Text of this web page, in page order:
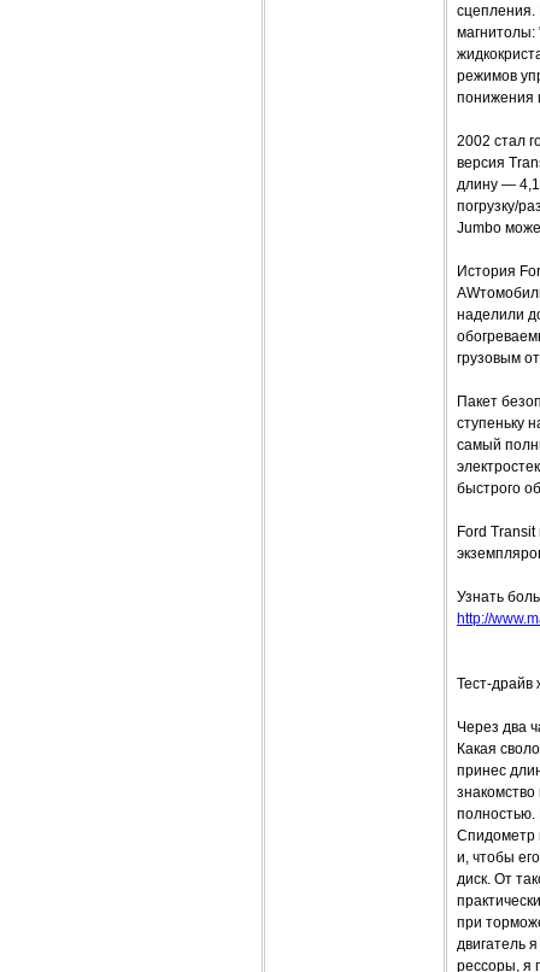
магнитолы:
режимов
понижения
2002 стал
версия
длину —
погрузку/
Jumbo
История
наделили
грузовым
Пакет
ступеньку
самый
быстрого
Ford
Узнать
http://
Тест-
Через два
Какая
принес
полностью.
Спидометр
и, чтобы
диск. От
при
двигатель
рессоры, я